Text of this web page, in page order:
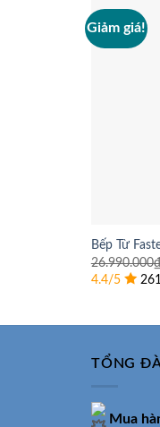
Giảm giá!
Bếp Từ
26.990.000₫
4.4/5
TỔNG
Mua